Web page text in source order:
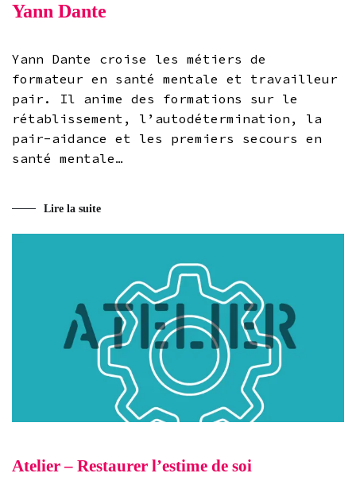
Yann Dante
Yann Dante croise les métiers de
formateur en santé mentale et travailleur
pair. Il anime des formations sur le
rétablissement, l’autodétermination, la
pair-aidance et les premiers secours en
santé mentale…
Lire la suite
Atelier – Restaurer l’estime de soi